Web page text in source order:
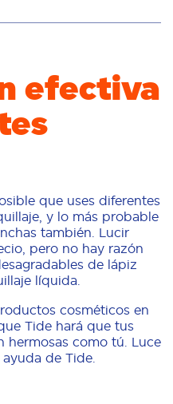
efectiva
que uses diferentes
y lo más probable
también. Lucir
pero no hay razón
de lápiz
líquida.
cosméticos en
Tide hará que tus
hermosas como tú. Luce
de Tide.